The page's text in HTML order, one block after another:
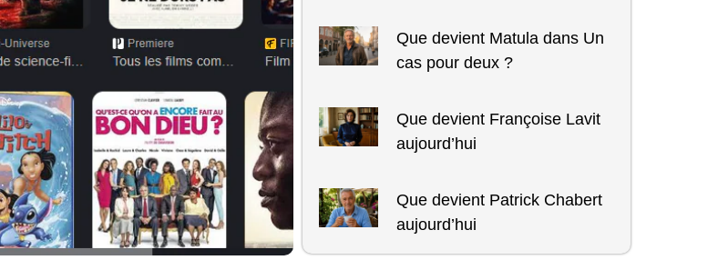
Que devient Matula dans Un
cas pour deux ?
Que devient Françoise Lavit
aujourd’hui
Que devient Patrick Chabert
aujourd’hui